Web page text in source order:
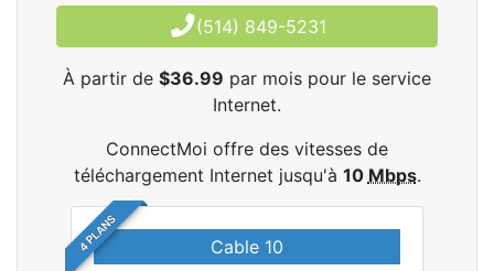
(514) 849-5231
À partir de $36.99 par mois pour le service
Internet.
ConnectMoi offre des vitesses de
téléchargement Internet jusqu'à 10 Mbps.
4 PLANS Cable 10